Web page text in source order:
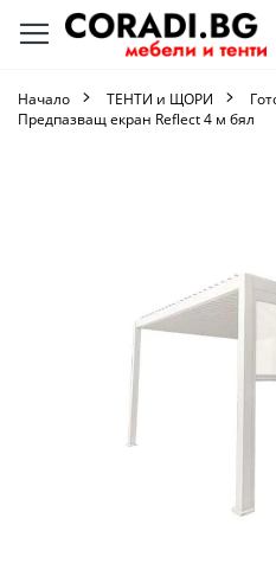
Начало ТЕНТИ и ЩОРИ
Предпазващ екран Reflect 4 м бял